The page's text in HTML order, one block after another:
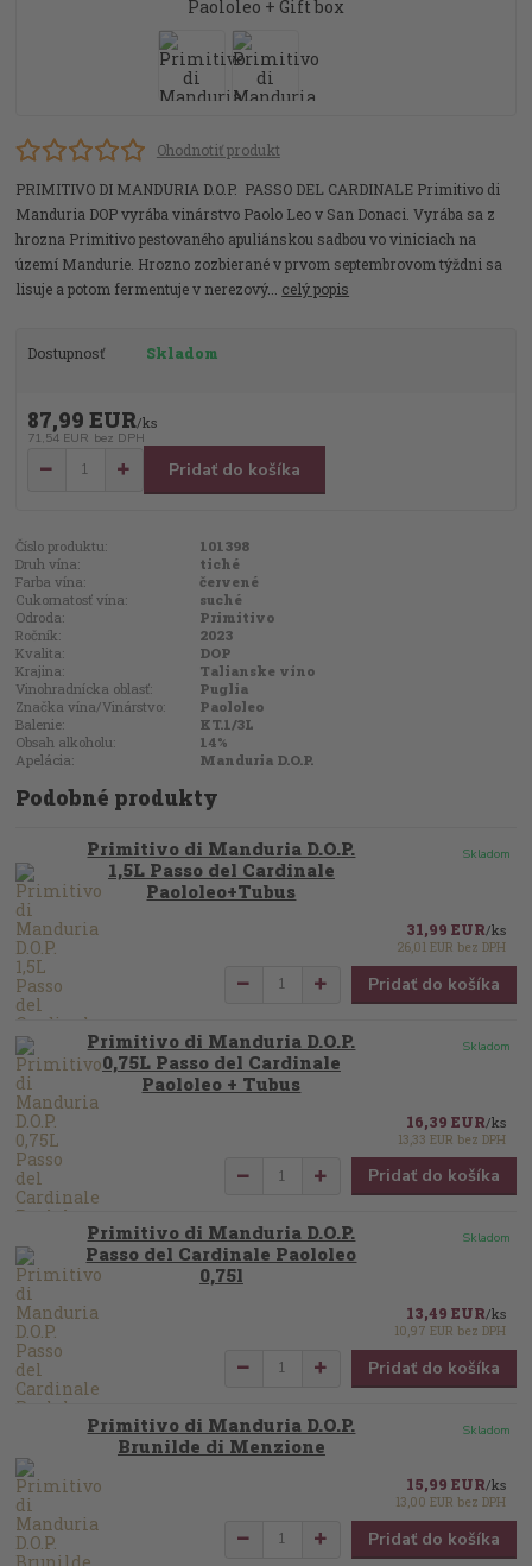
Ohodnotiť produkt
PRIMITIVO DI MANDURIA D.O.P. PASSO DEL CARDINALE Primitivo di
Manduria DOP vyrába vinárstvo Paolo Leo v San Donaci. Vyrába sa z
hrozna Primitivo pestovaného apuliánskou sadbou vo viniciach na
území Mandurie. Hrozno zozbierané v prvom septembrovom týždni sa
lisuje a potom fermentuje v nerezový... celý popis
Dostupnosť Skladom
87,99 EUR/ks
71,54 EUR bez DPH
Pridať do košíka
Číslo produktu:
101398
Druh vína:
tiché
Farba vína:
červené
Cukornatosť vína:
suché
Odroda:
Primitivo
Ročník:
2023
Kvalita:
DOP
Krajina:
Talianske víno
Vinohradnícka oblasť:
Puglia
Značka vína/Vinárstvo:
Paololeo
Balenie:
KT.1/3L
Obsah alkoholu:
14%
Apelácia:
Manduria D.O.P.
Podobné produkty
Primitivo di Manduria D.O.P.
1,5L Passo del Cardinale
Paololeo+Tubus
31,99 EUR/ks
26,01 EURbez DPH
Skladom
Pridať do košíka
Primitivo di Manduria D.O.P.
0,75L Passo del Cardinale
Paololeo + Tubus
16,39 EUR/ks
13,33 EURbez DPH
Skladom
Pridať do košíka
Primitivo di Manduria D.O.P.
Passo del Cardinale Paololeo
0,75l
13,49 EUR/ks
10,97 EURbez DPH
Skladom
Pridať do košíka
Primitivo di Manduria D.O.P.
Brunilde di Menzione
15,99 EUR/ks
13,00 EURbez DPH
Skladom
Pridať do košíka